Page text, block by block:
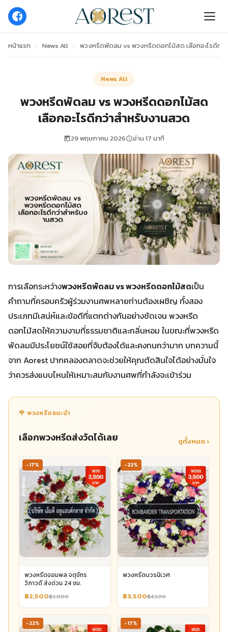
หน้าแรก › News All › พวงหรีดพัดลม vs พวงหรีดดอกไม้สด เลือกอะไรดีกว่
News All
พวงหรีดพัดลม vs พวงหรีดดอกไม้สด
เลือกอะไรดีกว่าสำหรับงานสวด
29 พฤษภาคม 2026 อ่าน 17 นาที
การเลือกระหว่างพวงหรีดพัดลม vs พวงหรีดดอกไม้สดเป็น
คำถามที่ครอบครัวผู้ร่วมงานศพหลายท่านต้องเผชิญ ทั้งสอง
ประเภทมีเสน่ห์และข้อดีที่แตกต่างกันอย่างชัดเจน พวงหรีด
ดอกไม้สดให้ความงามที่ธรรมชาติและกลิ่นหอม ในขณะที่พวงหรีด
พัดลมมีประโยชน์ใช้สอยที่จับต้องได้และคงทนกว่ามาก บทความนี้
จาก Aorest ปากคลองตลาดจะช่วยให้คุณตัดสินใจได้อย่างมั่นใจ
ว่าควรส่งแบบไหนให้เหมาะสมกับงานศพที่กำลังจะเข้าร่วม
🌹 พวงหรีดแนะนำ
เลือกพวงหรีดส่งวัดได้เลย ดูทั้งหมด ›
-17%
พวงหรีดจอมพล จตุจักร
วิภาวดี ส่งด่วน 24 ชม.
฿2,500฿3,000
-22%
พวงหรีดบวรนิเวศ
฿3,500฿4,500
-22% -17%